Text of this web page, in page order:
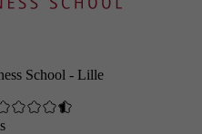
School - Lille